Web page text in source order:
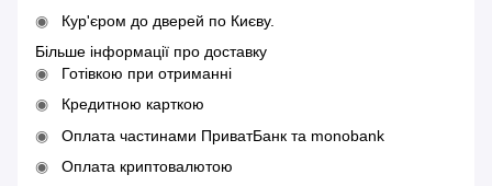
Кур'єром до дверей по Києву.
Більше інформації про доставку
Готівкою при отриманні
Кредитною карткою
Оплата частинами ПриватБанк та monobank
Оплата криптовалютою